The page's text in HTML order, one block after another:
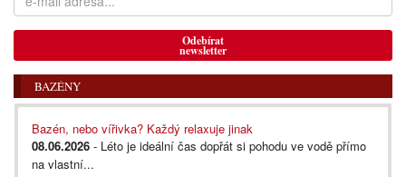
Odebírat
newsletter
BAZÉNY
Bazén, nebo vířivka? Každý relaxuje jinak
08.06.2026 - Léto je ideální čas dopřát si pohodu ve vodě přímo
na vlastní...